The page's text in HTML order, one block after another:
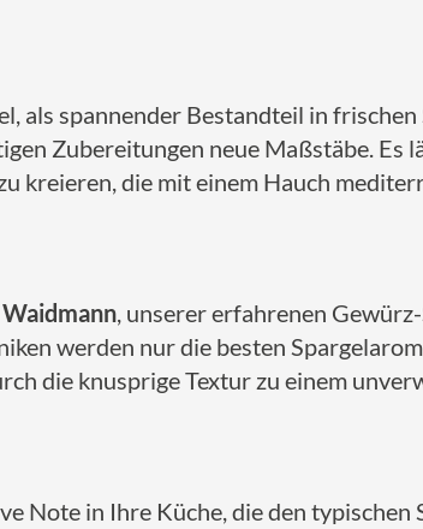
als spannender Bestandteil in frischen
Zubereitungen neue Maßstäbe. Es
kreieren, die mit einem Hauch
, unserer erfahrenen
werden nur die besten
die knusprige Textur zu einem
Note in Ihre Küche, die den typischen